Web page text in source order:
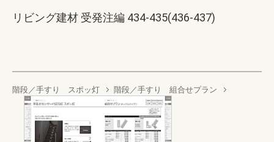
リビング建材 受発注編 434-435(436-437)
階段／手すり スポッ灯 階段／手すり 組合せプラン